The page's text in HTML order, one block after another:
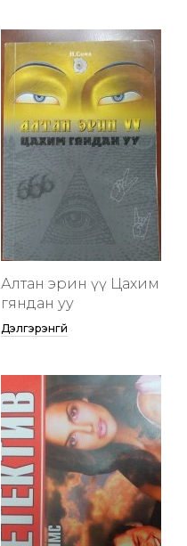
Алтан эрин үү Цахим
гяндан уу
Дэлгэрэнгүй